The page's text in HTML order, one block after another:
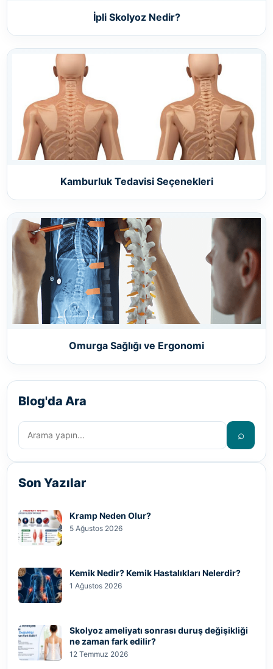
İpli Skolyoz Nedir?
Kamburluk Tedavisi Seçenekleri
Omurga Sağlığı ve Ergonomi
Blog'da Ara
⌕
Son Yazılar
Kramp Neden Olur?
5 Ağustos 2026
Kemik Nedir? Kemik Hastalıkları Nelerdir?
1 Ağustos 2026
Skolyoz ameliyatı sonrası duruş değişikliği
ne zaman fark edilir?
12 Temmuz 2026